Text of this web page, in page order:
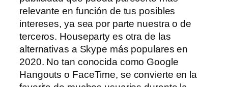
relevante en función de tus posibles
intereses, ya sea por parte nuestra o de
terceros. Houseparty es otra de las
alternativas a Skype más populares en
2020. No tan conocida como Google
Hangouts o FaceTime, se convierte en la